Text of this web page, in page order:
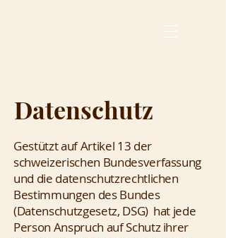
Datenschutz
Gestützt auf Artikel 13 der
schweizerischen Bundesverfassung
und die datenschutzrechtlichen
Bestimmungen des Bundes
(Datenschutzgesetz, DSG) hat jede
Person Anspruch auf Schutz ihrer